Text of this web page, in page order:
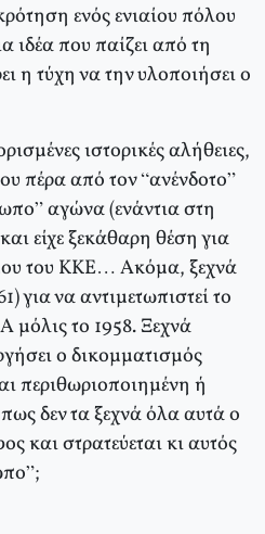
ενός ενιαίου πόλου
ιδέα που παίζει από τη
η τύχη να την υλοποιήσει ο
ιστορικές αλήθειες,
πέρα από τον “ανένδοτο”
αγώνα (ενάντια στη
είχε ξεκάθαρη θέση για
του ΚΚΕ… Ακόμα, ξεχνά
για να αντιμετωπιστεί το
μόλις το 1958. Ξεχνά
ο δικομματισμός
περιθωριοποιημένη ή
δεν τα ξεχνά όλα αυτά ο
και στρατεύεται κι αυτός